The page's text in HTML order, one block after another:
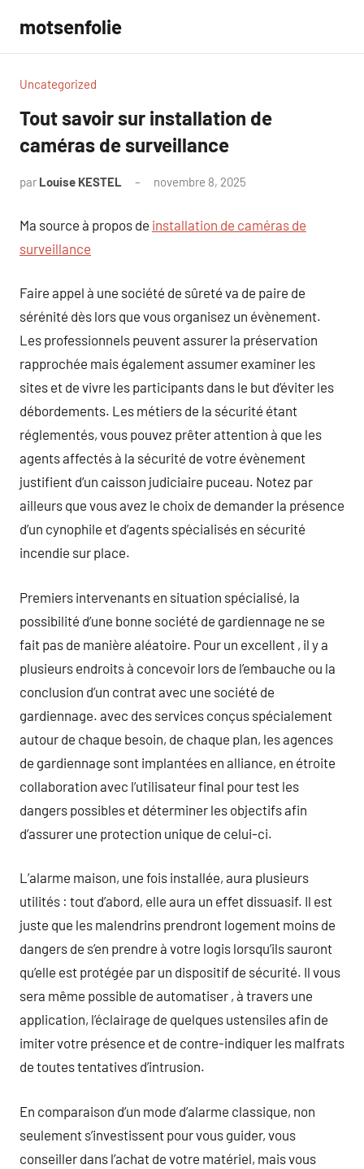
contenu
motsenfolie
Uncategorized
Tout savoir sur installation de
caméras de surveillance
par Louise KESTEL novembre 8, 2025
Ma source à propos de installation de caméras de
surveillance
Faire appel à une société de sûreté va de paire de
sérénité dès lors que vous organisez un évènement.
Les professionnels peuvent assurer la préservation
rapprochée mais également assumer examiner les
sites et de vivre les participants dans le but d’éviter les
débordements. Les métiers de la sécurité étant
réglementés, vous pouvez prêter attention à que les
agents affectés à la sécurité de votre évènement
justifient d’un caisson judiciaire puceau. Notez par
ailleurs que vous avez le choix de demander la présence
d’un cynophile et d’agents spécialisés en sécurité
incendie sur place.
Premiers intervenants en situation spécialisé, la
possibilité d’une bonne société de gardiennage ne se
fait pas de manière aléatoire. Pour un excellent , il y a
plusieurs endroits à concevoir lors de l’embauche ou la
conclusion d’un contrat avec une société de
gardiennage. avec des services conçus spécialement
autour de chaque besoin, de chaque plan, les agences
de gardiennage sont implantées en alliance, en étroite
collaboration avec l’utilisateur final pour test les
dangers possibles et déterminer les objectifs afin
d’assurer une protection unique de celui-ci.
L’alarme maison, une fois installée, aura plusieurs
utilités : tout d’abord, elle aura un effet dissuasif. Il est
juste que les malendrins prendront logement moins de
dangers de s’en prendre à votre logis lorsqu’ils sauront
qu’elle est protégée par un dispositif de sécurité. Il vous
sera même possible de automatiser , à travers une
application, l’éclairage de quelques ustensiles afin de
imiter votre présence et de contre-indiquer les malfrats
de toutes tentatives d’intrusion.
En comparaison d’un mode d’alarme classique, non
seulement s’investissent pour vous guider, vous
conseiller dans l’achat de votre matériel, mais vous